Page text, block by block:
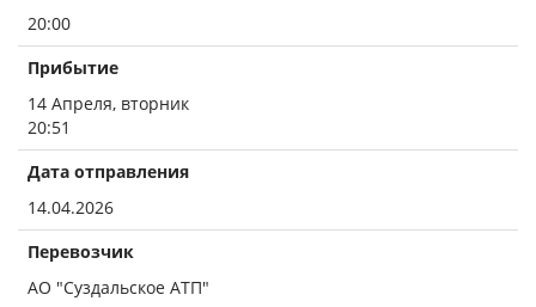
20:00
Прибытие
14 Апреля, вторник
20:51
Дата отправления
14.04.2026
Перевозчик
АО "Суздальское АТП"